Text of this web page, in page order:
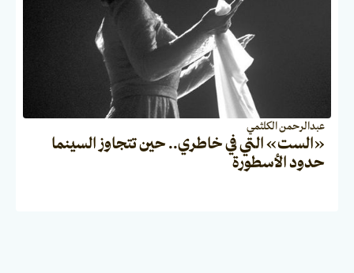
انطباعي
عبدالرحمن الكلثمي
«الست» التي في خاطري.. حين تتجاوز السينما
حدود الأسطورة